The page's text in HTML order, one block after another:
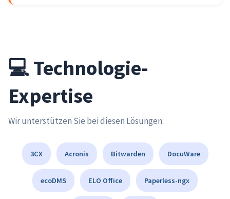
💻 Technologie-
Expertise
Wir unterstützen Sie bei diesen Lösungen:
3CX Acronis Bitwarden DocuWare
ecoDMS ELO Office Paperless-ngx